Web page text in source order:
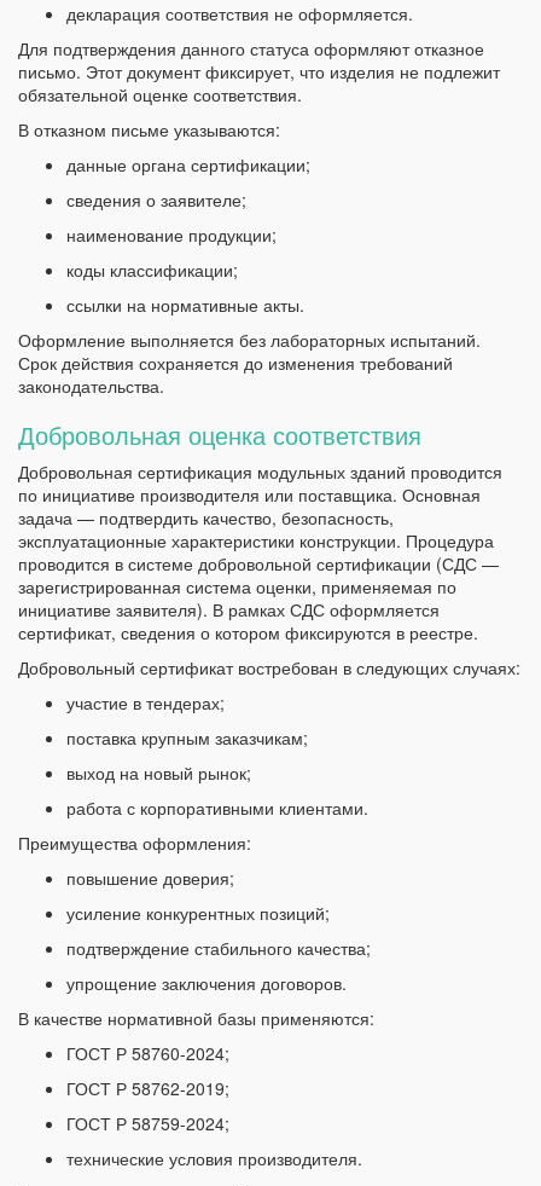
декларация соответствия не оформляется.
Для подтверждения данного статуса оформляют отказное
письмо. Этот документ фиксирует, что изделия не подлежит
обязательной оценке соответствия.
В отказном письме указываются:
данные органа сертификации;
сведения о заявителе;
наименование продукции;
коды классификации;
ссылки на нормативные акты.
Оформление выполняется без лабораторных испытаний.
Срок действия сохраняется до изменения требований
законодательства.
Добровольная оценка соответствия
Добровольная сертификация модульных зданий проводится
по инициативе производителя или поставщика. Основная
задача — подтвердить качество, безопасность,
эксплуатационные характеристики конструкции. Процедура
проводится в системе добровольной сертификации (СДС —
зарегистрированная система оценки, применяемая по
инициативе заявителя). В рамках СДС оформляется
сертификат, сведения о котором фиксируются в реестре.
Добровольный сертификат востребован в следующих случаях:
участие в тендерах;
поставка крупным заказчикам;
выход на новый рынок;
работа с корпоративными клиентами.
Преимущества оформления:
повышение доверия;
усиление конкурентных позиций;
подтверждение стабильного качества;
упрощение заключения договоров.
В качестве нормативной базы применяются:
ГОСТ Р 58760-2024;
ГОСТ Р 58762-2019;
ГОСТ Р 58759-2024;
технические условия производителя.